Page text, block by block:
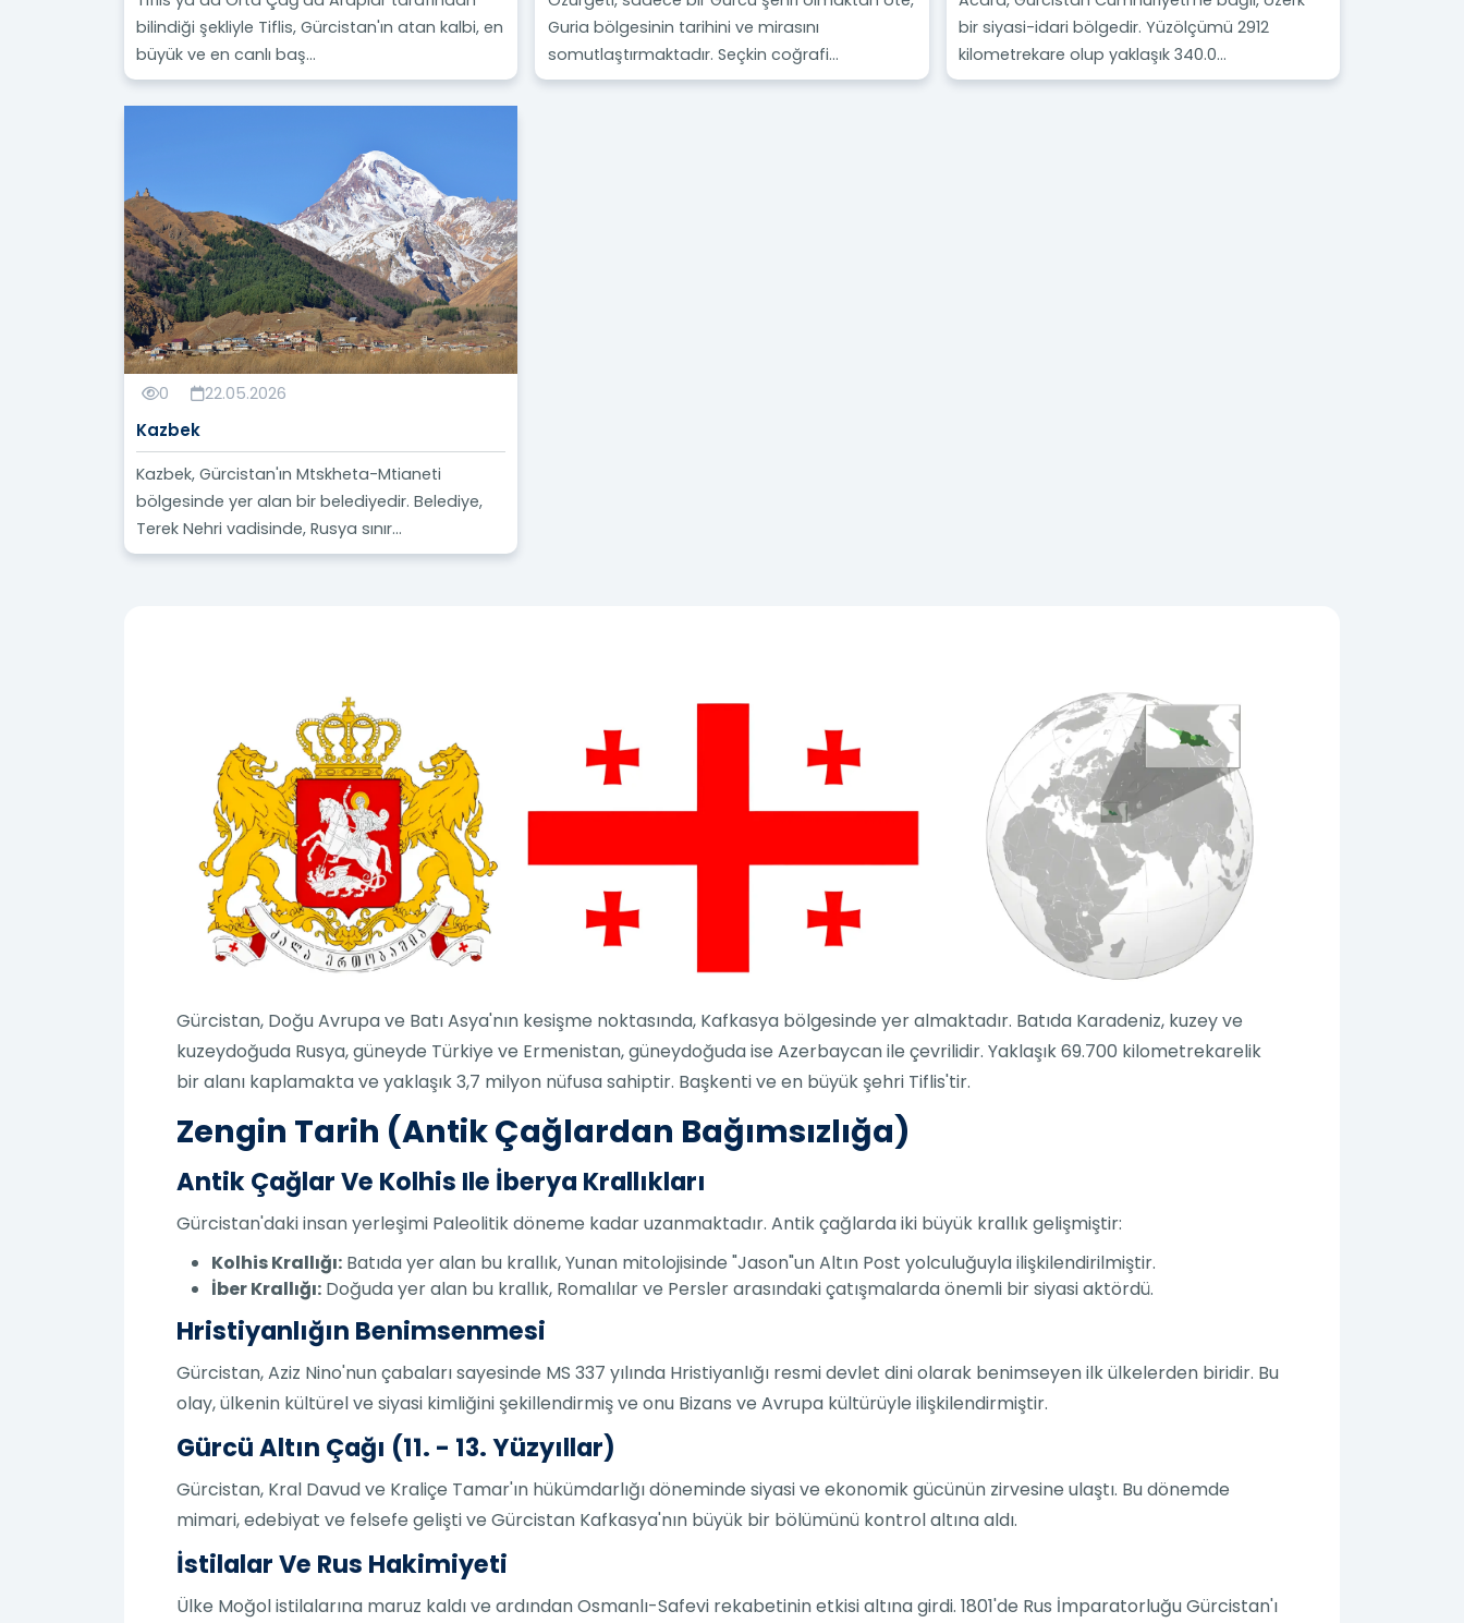
bilindiği şekliyle Tiflis, Gürcistan'ın atan kalbi, en
büyük ve en canlı baş...
Guria bölgesinin tarihini ve mirasını
somutlaştırmaktadır. Seçkin coğrafi...
bir siyasi-idari bölgedir. Yüzölçümü 2912
kilometrekare olup yaklaşık 340.0...
0 22.05.2026
Kazbek
Kazbek, Gürcistan'ın Mtskheta-Mtianeti
bölgesinde yer alan bir belediyedir. Belediye,
Terek Nehri vadisinde, Rusya sınır...
Gürcistan, Doğu Avrupa ve Batı Asya'nın kesişme noktasında, Kafkasya bölgesinde yer almaktadır. Batıda Karadeniz, kuzey ve
kuzeydoğuda Rusya, güneyde Türkiye ve Ermenistan, güneydoğuda ise Azerbaycan ile çevrilidir. Yaklaşık 69.700 kilometrekarelik
bir alanı kaplamakta ve yaklaşık 3,7 milyon nüfusa sahiptir. Başkenti ve en büyük şehri Tiflis'tir.
Zengin Tarih (Antik Çağlardan Bağımsızlığa)
Antik Çağlar Ve Kolhis Ile İberya Krallıkları
Gürcistan'daki insan yerleşimi Paleolitik döneme kadar uzanmaktadır. Antik çağlarda iki büyük krallık gelişmiştir:
Kolhis Krallığı: Batıda yer alan bu krallık, Yunan mitolojisinde "Jason"un Altın Post yolculuğuyla ilişkilendirilmiştir.
İber Krallığı: Doğuda yer alan bu krallık, Romalılar ve Persler arasındaki çatışmalarda önemli bir siyasi aktördü.
Hristiyanlığın Benimsenmesi
Gürcistan, Aziz Nino'nun çabaları sayesinde MS 337 yılında Hristiyanlığı resmi devlet dini olarak benimseyen ilk ülkelerden biridir. Bu
olay, ülkenin kültürel ve siyasi kimliğini şekillendirmiş ve onu Bizans ve Avrupa kültürüyle ilişkilendirmiştir.
Gürcü Altın Çağı (11. - 13. Yüzyıllar)
Gürcistan, Kral Davud ve Kraliçe Tamar'ın hükümdarlığı döneminde siyasi ve ekonomik gücünün zirvesine ulaştı. Bu dönemde
mimari, edebiyat ve felsefe gelişti ve Gürcistan Kafkasya'nın büyük bir bölümünü kontrol altına aldı.
İstilalar Ve Rus Hakimiyeti
Ülke Moğol istilalarına maruz kaldı ve ardından Osmanlı-Safevi rekabetinin etkisi altına girdi. 1801'de Rus İmparatorluğu Gürcistan'ı